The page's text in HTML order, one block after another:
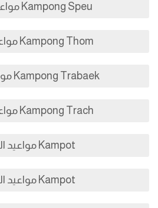
Kampong Speu مواعيد الصلاة
Kampong Thom مواعيد الصلاة
Kampong Trabaek مواعيد الصلاة
Kampong Trach مواعيد الصلاة
Kampot مواعيد الصلاة
Kampot مواعيد الصلاة